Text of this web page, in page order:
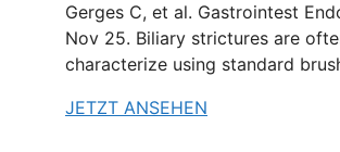
Gerges C, et al. Gastrointest
Nov 25. Biliary strictures are
characterize using standard
JETZT ANSEHEN